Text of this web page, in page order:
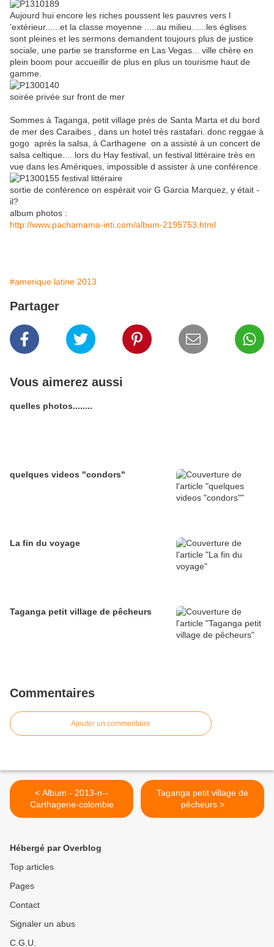
Aujourd hui encore les riches poussent les pauvres vers l
'extérieur......et la classe moyenne .....au milieu......les églises
sont pleines et les sermons demandent toujours plus de justice
sociale, une partie se transforme en Las Vegas... ville chère en
plein boom pour accueillir de plus en plus un tourisme haut de
gamme.
soirée privée sur front de mer
Sommes à Taganga, petit village près de Santa Marta et du bord
de mer des Caraibes , dans un hotel très rastafari..donc reggae à
gogo après la salsa, à Carthagene on a assisté à un concert de
salsa celtique.....lors du Hay festival, un festival littéraire très en
vue dans les Amériques, impossible d assister à une conférence.
sortie de conférence on espérait voir G Garcia Marquez, y était -
il?
album photos :
http://www.pachamama-inti.com/album-2195753.html
#amerique latine 2013
Partager
Vous aimerez aussi
quelles photos........
quelques videos "condors"
La fin du voyage
Taganga petit village de pêcheurs
Commentaires
Ajouter un commentaire
< Album - 2013-n--
Carthagene-colombie
Taganga petit village de
pêcheurs >
Hébergé par Overblog
Top articles
Pages
Contact
Signaler un abus
C.G.U.